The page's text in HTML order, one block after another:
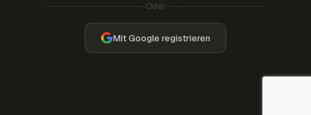
Oder
Mit Google registrieren